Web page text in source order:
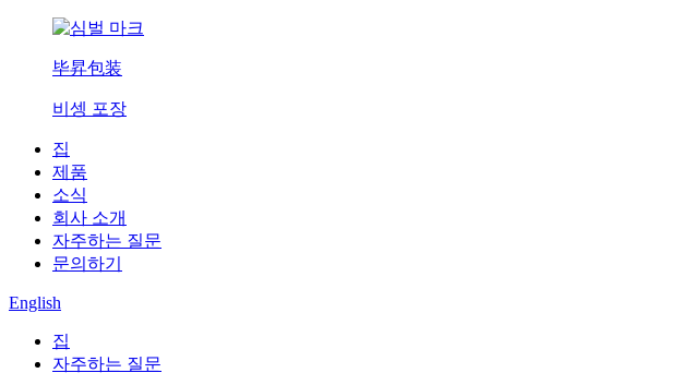
毕昇包装
비셍 포장
집
제품
소식
회사 소개
자주하는 질문
문의하기
English
집
자주하는 질문